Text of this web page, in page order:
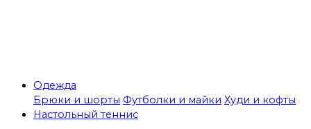
Одежда
Брюки и шорты Футболки и майки Худи и кофты
Настольный теннис